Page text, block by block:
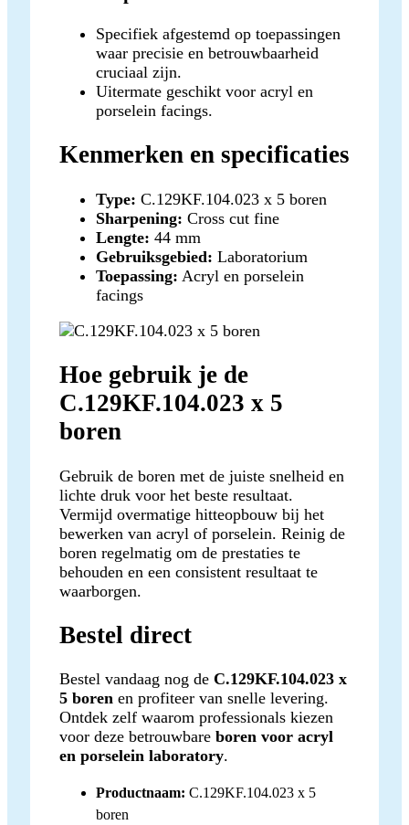
Specifiek afgestemd op toepassingen
waar precisie en betrouwbaarheid
cruciaal zijn.
Uitermate geschikt voor acryl en
porselein facings.
Kenmerken en specificaties
Type: C.129KF.104.023 x 5 boren
Sharpening: Cross cut fine
Lengte: 44 mm
Gebruiksgebied: Laboratorium
Toepassing: Acryl en porselein
facings
Hoe gebruik je de
C.129KF.104.023 x 5
boren
Gebruik de boren met de juiste snelheid en
lichte druk voor het beste resultaat.
Vermijd overmatige hitteopbouw bij het
bewerken van acryl of porselein. Reinig de
boren regelmatig om de prestaties te
behouden en een consistent resultaat te
waarborgen.
Bestel direct
Bestel vandaag nog de C.129KF.104.023 x
5 boren en profiteer van snelle levering.
Ontdek zelf waarom professionals kiezen
voor deze betrouwbare boren voor acryl
en porselein laboratory.
Productnaam: C.129KF.104.023 x 5
boren